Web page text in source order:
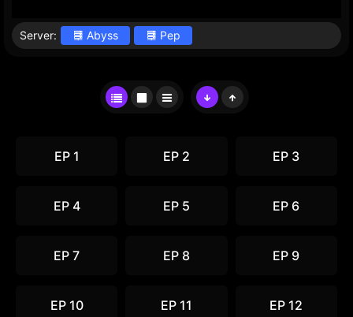
Server: Abyss Pep
EP 1 EP 2 EP 3
EP 4 EP 5 EP 6
EP 7 EP 8 EP 9
EP 10 EP 11 EP 12